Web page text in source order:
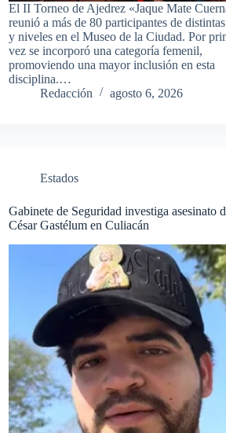
El II Torneo de Ajedrez «Jaque Mate
reunió a más de 80 participantes de
y niveles en el Museo de la Ciudad. Por
vez se incorporó una categoría femenil,
promoviendo una mayor inclusión en esta
disciplina.…
Redacción
agosto 6, 2026
Estados
Gabinete de Seguridad investiga asesinato
César Gastélum en Culiacán